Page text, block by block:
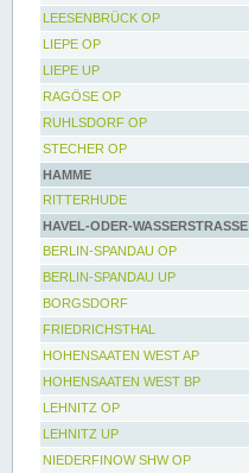
LEESENBRÜCK OP
LIEPE OP
LIEPE UP
RAGÖSE OP
RUHLSDORF OP
STECHER OP
HAMME
RITTERHUDE
HAVEL-ODER-WASSERSTRASSE
BERLIN-SPANDAU OP
BERLIN-SPANDAU UP
BORGSDORF
FRIEDRICHSTHAL
HOHENSAATEN WEST AP
HOHENSAATEN WEST BP
LEHNITZ OP
LEHNITZ UP
NIEDERFINOW SHW OP